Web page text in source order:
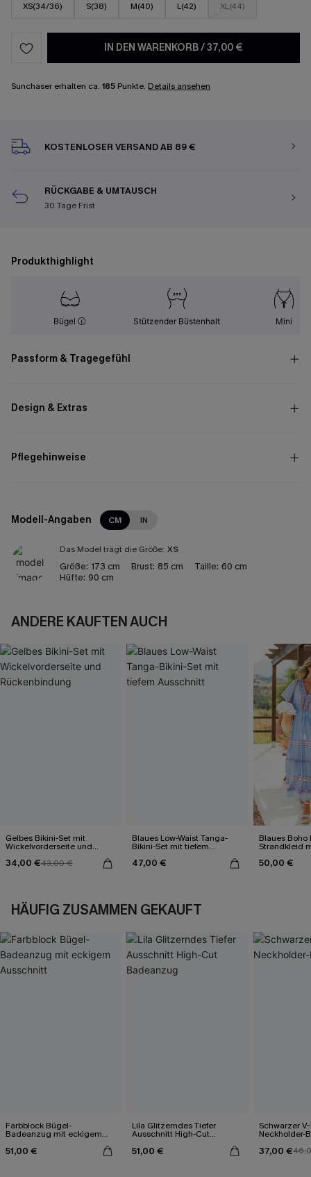
XS(34/36) S(38) M(40) L(42) XL(44)
IN DEN WARENKORB/37,00 €
Sunchaser erhalten ca. 185 Punkte. Details ansehen
KOSTENLOSER VERSAND AB 89 €
RÜCKGABE & UMTAUSCH
30 Tage Frist
Produkthighlight
Bügel Stützender Büstenhalt Mini
Passform & Tragegefühl
Design & Extras
Pflegehinweise
Modell-Angaben CM IN
Das Model trägt die Größe: XS
Größe: 173 cm Brust: 85 cm Taille: 60 cm
Hüfte: 90 cm
ANDERE KAUFTEN AUCH
Gelbes Bikini-Set mit
Wickelvorderseite und
34,00 €43,00 €
Blaues Low-Waist Tanga-
Bikini-Set mit tiefem
47,00 €
Blaues Boho
Strandkleid
50,00 €
HÄUFIG ZUSAMMEN GEKAUFT
Farbblock Bügel-
Badeanzug mit eckigem
51,00 €
Lila Glitzerndes Tiefer
Ausschnitt High-Cut
51,00 €
Schwarzer
Neckholder-
37,00 €